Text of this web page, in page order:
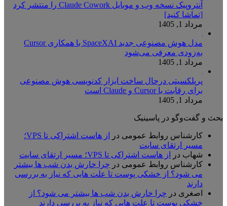
آنتروپیک نسخه وب و موبایل Claude Cowork را منتشر کرد
[تماشا کنید]
مرداد 1, 1405
مدل هوش مصنوعی جدید SpaceXAI با همکاری Cursor
به‌زودی معرفی می‌شود
مرداد 1, 1405
پرپلکسیتی درحال ساخت ابزار کدنویسی هوش مصنوعی
برای رقابت با Cursor و Claude است
مرداد 1, 1405
بحث و گفت‌وگو در پاسینیک
کارشناس روابط عمومی در
از هاست اشتراکی تا VPS؛
مسیر ارتقای سایت
شهاب در
از هاست اشتراکی تا VPS؛ مسیر ارتقای سایت
کارشناس روابط عمومی در چرا خارش بدن شب ها بیشتر
می شود؟ از خشکی پوست تا علت هایی که نیاز به بررسی
دارند
اصغری در چرا خارش بدن شب ها بیشتر می شود؟ از
خشکی پوست تا علت هایی که نیاز به بررسی دارند